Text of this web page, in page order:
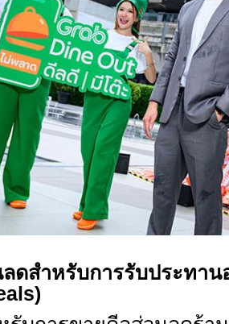
ลดสำหรับการรับประท